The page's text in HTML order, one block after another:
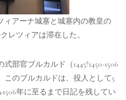
ィアーナ城塞と城塞内の教皇の
レツィアは滞在した。
部官ブルカルド（1445?1450-1506
のブルカルドは、役人として5
年に至るまで日記を残してい